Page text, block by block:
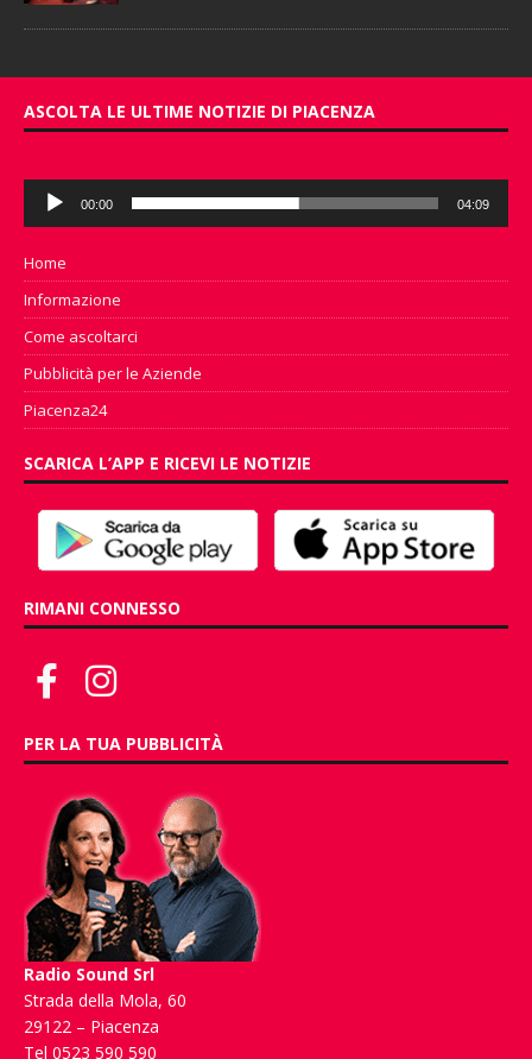
ASCOLTA LE ULTIME NOTIZIE DI PIACENZA
Audio
Player
00:00 04:09
Home
Informazione
Come ascoltarci
Pubblicità per le Aziende
Piacenza24
SCARICA L’APP E RICEVI LE NOTIZIE
RIMANI CONNESSO
PER LA TUA PUBBLICITÀ
Radio Sound Srl
Strada della Mola, 60
29122 – Piacenza
Tel 0523 590 590